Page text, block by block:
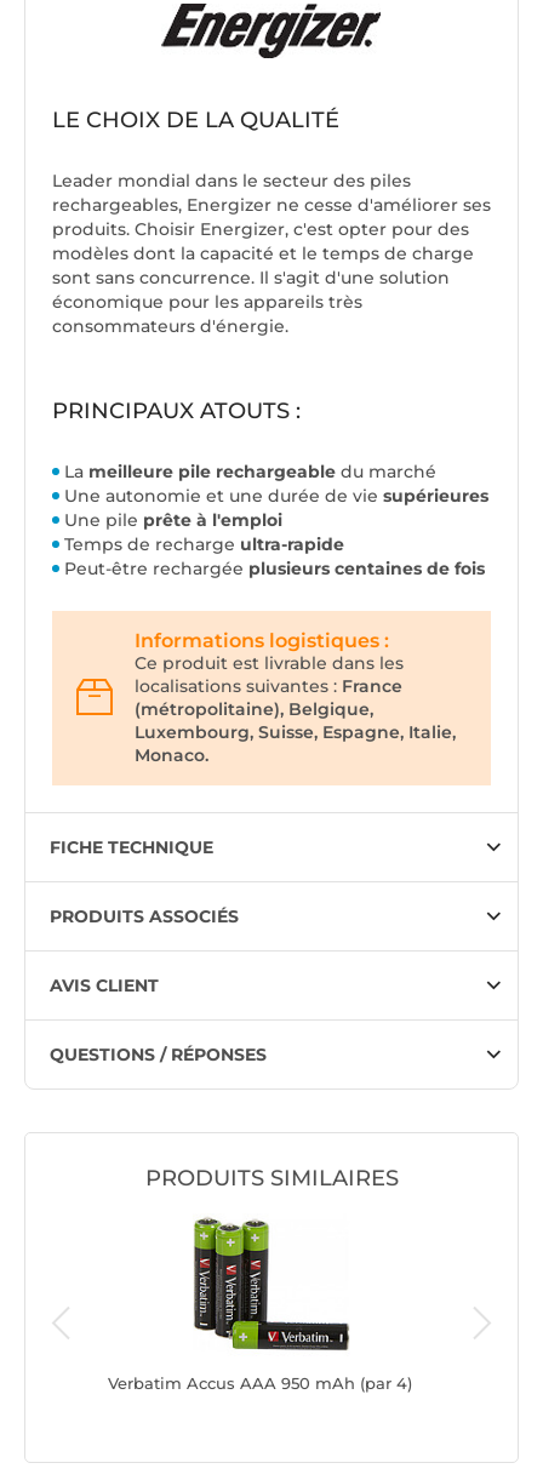
LE CHOIX DE LA QUALITÉ
Leader mondial dans le secteur des piles
rechargeables, Energizer ne cesse d'améliorer ses
produits. Choisir Energizer, c'est opter pour des
modèles dont la capacité et le temps de charge
sont sans concurrence. Il s'agit d'une solution
économique pour les appareils très
consommateurs d'énergie.
PRINCIPAUX ATOUTS :
La meilleure pile rechargeable du marché
Une autonomie et une durée de vie supérieures
Une pile prête à l'emploi
Temps de recharge ultra-rapide
Peut-être rechargée plusieurs centaines de fois
Informations logistiques :
Ce produit est livrable dans les
localisations suivantes : France
(métropolitaine), Belgique,
Luxembourg, Suisse, Espagne, Italie,
Monaco.
FICHE TECHNIQUE
PRODUITS ASSOCIÉS
AVIS CLIENT
QUESTIONS / RÉPONSES
PRODUITS SIMILAIRES
Verbatim Accus AAA 950 mAh (par 4)